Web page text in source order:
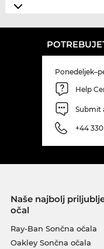
Help
Submit
+44 330
Naše najbolj
očal
Ray-Ban Sončna očala
Oakley Sončna očala